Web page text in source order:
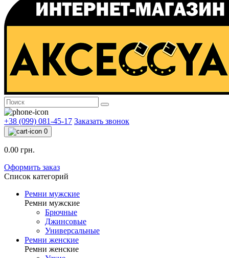
+38 (099) 081-45-17 Заказать звонок
0
0.00 грн.
Оформить заказ
Список категорий
Ремни мужские
Ремни мужские
Брючные
Джинсовые
Универсальные
Ремни женские
Ремни женские